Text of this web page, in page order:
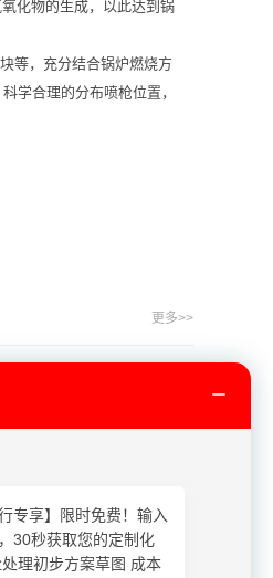
化物的生成，以此达到锅
等，充分结合锅炉燃烧方
学合理的分布喷枪位置，
更多>>
生化方案
组合工艺
技术解析
十名）
排放？
专享】限时免费！输入
30秒获取您的定制化
理初步方案草图 成本